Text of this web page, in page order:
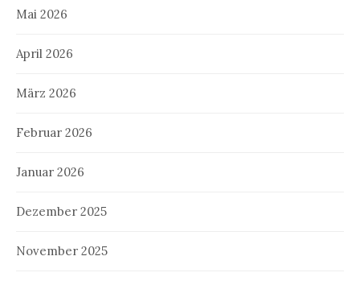
Mai 2026
April 2026
März 2026
Februar 2026
Januar 2026
Dezember 2025
November 2025